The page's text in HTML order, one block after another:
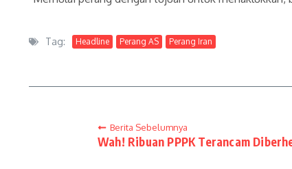
Tag: Headline Perang AS Perang Iran
Berita Sebelumnya
Wah! Ribuan PPPK Terancam